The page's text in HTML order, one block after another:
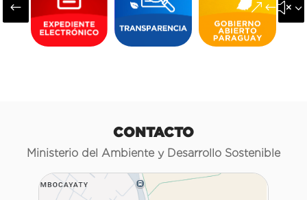
#
CONTACTO
Ministerio del Ambiente y Desarrollo Sostenible